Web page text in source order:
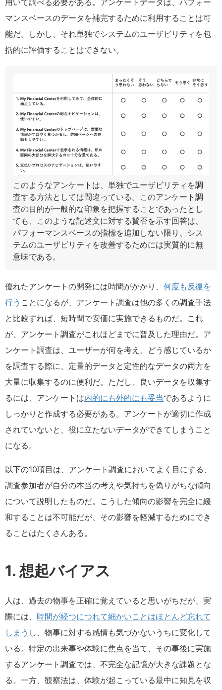
用いて調べる必要がある。アンケートデータは、パフォー
マンスベースのデータを補完するために利用することは可
能だ。しかし、それ単独でシステムのユーザビリティを包
括的に評価することはできない。
このようなアンケートは、単独でユーザビリティを調
査する方法としては間違っている。このアンケート調
査の目的が一般的な印象を把握することであったとし
ても、このような記述文に対する賛否を示す回答は、
パフォーマンスベースの指標を追加しない限り、シス
テムのユーザビリティを改善するためには実質的に無
意味である。
優れたアンケートの開発には時間がかかり、 何度も反復を
行う ことになるが、アンケート調査は他の多くの調査手法
と比較すれば、短時間で安価に実施できるものだ。これ
が、アンケート調査がこれほどまでに普及した理由だ。ア
ンケート調査は、ユーザーが何を考え、どう感じているか
を調査する際に、定量的データと定性的なデータの両方を
大量に収集するのに便利だ。ただし、良いデータを収集す
るには、アンケートは内的にも外的にも妥当であるように
しっかりと作成する必要がある。アンケートが適切に作成
されていないと、役に立たないデータができてしまうこと
になる。
以下の10項目は、アンケート調査においてよく目にする、
調査参加者が自分の本当の考えや気持ちを偽りがちな傾向
について説明したものだ。こうした傾向の影響を完全に緩
和することは不可能だが、その影響を軽減するためにでき
ることはたくさんある。
1. 想起バイアス
人は、過去の物事を正確に覚えていると思いがちだが、実
際には、 時間が経つにつれて細かいことはほとんど忘れて
しまう し、物事に対する感情も気づかないうちに変化して
いる。特定の出来事や体験に焦点を当て、その事後に実施
するアンケート調査では、不完全な記憶が大きな課題とな
る。一方、観察法は、体験が起こっている最中に知見を収